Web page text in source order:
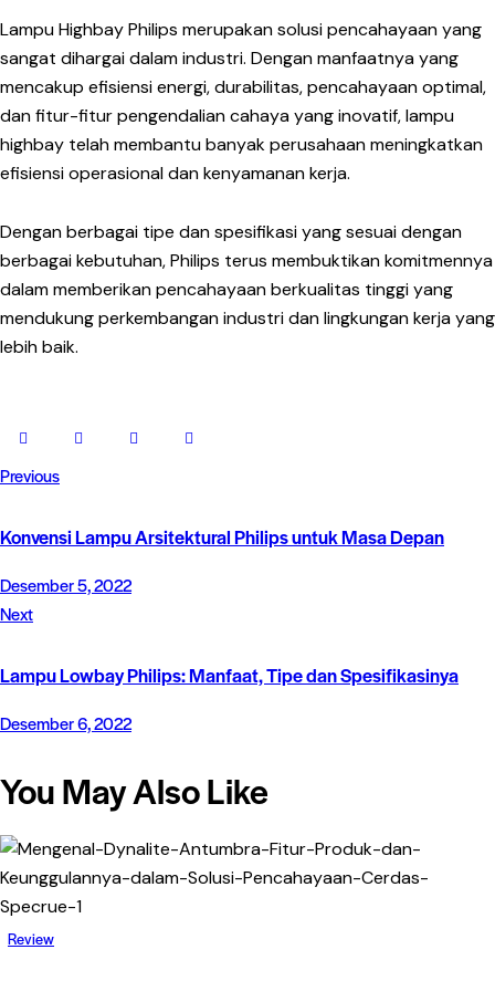
Lampu Highbay Philips merupakan solusi pencahayaan yang
sangat dihargai dalam industri. Dengan manfaatnya yang
mencakup efisiensi energi, durabilitas, pencahayaan optimal,
dan fitur-fitur pengendalian cahaya yang inovatif, lampu
highbay telah membantu banyak perusahaan meningkatkan
efisiensi operasional dan kenyamanan kerja.
Dengan berbagai tipe dan spesifikasi yang sesuai dengan
berbagai kebutuhan, Philips terus membuktikan komitmennya
dalam memberikan pencahayaan berkualitas tinggi yang
mendukung perkembangan industri dan lingkungan kerja yang
lebih baik.
Previous
Konvensi Lampu Arsitektural Philips untuk Masa Depan
Desember 5, 2022
Next
Lampu Lowbay Philips: Manfaat, Tipe dan Spesifikasinya
Desember 6, 2022
You May Also Like
Review